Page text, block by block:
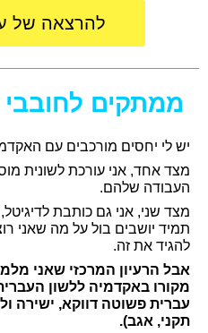
להרצאה של
ממתקים
יש לי יחסים מורכבים עם
מצד אחד, אני עורכת לשונית
העבודה שלהם.
מצד שני, אני גם כותבת
תמיד יושבים בול על מה שאני
להגיד את זה.
אבל הרעיון המרכזי שאני
מקורו באקדמיה ללשון
עברית פשוטה דווקא, ישירה
תקני, אגב).